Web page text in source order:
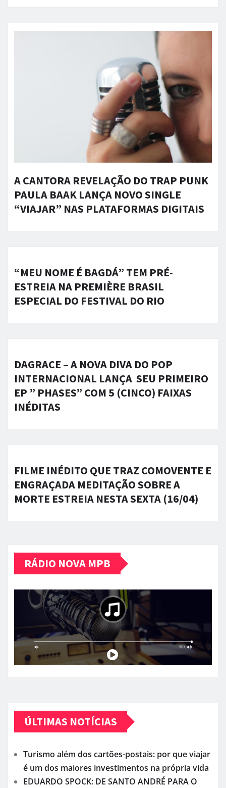
A CANTORA REVELAÇÃO DO TRAP PUNK
PAULA BAAK LANÇA NOVO SINGLE
“VIAJAR” NAS PLATAFORMAS DIGITAIS
“MEU NOME É BAGDÁ” TEM PRÉ-
ESTREIA NA PREMIÈRE BRASIL
ESPECIAL DO FESTIVAL DO RIO
DAGRACE – A NOVA DIVA DO POP
INTERNACIONAL LANÇA SEU PRIMEIRO
EP ” PHASES” COM 5 (CINCO) FAIXAS
INÉDITAS
FILME INÉDITO QUE TRAZ COMOVENTE E
ENGRAÇADA MEDITAÇÃO SOBRE A
MORTE ESTREIA NESTA SEXTA (16/04)
RÁDIO NOVA MPB
ÚLTIMAS NOTÍCIAS
Turismo além dos cartões-postais: por que viajar
é um dos maiores investimentos na própria vida
EDUARDO SPOCK: DE SANTO ANDRÉ PARA O